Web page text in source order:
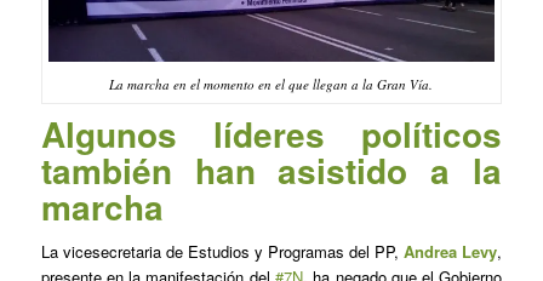
La marcha en el momento en el que llegan a la Gran Vía.
Algunos líderes políticos
también han asistido a la
marcha
La vicesecretaria de Estudios y Programas del PP, Andrea Levy,